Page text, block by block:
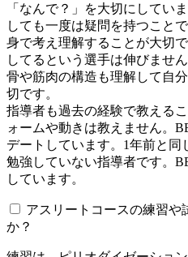
「なんで？」を大切にしてい
しても一度は疑問を持つこと
身で考え理解することが大切
してるという選手は伸びませ
骨や筋肉の構造も理解して自
切です。
指導者も過去の経験で教える
ォームや動きは教えません。
デートしています。1年前と同
勉強していない指導者です。
しています。
アスリートコースの練習や
か？